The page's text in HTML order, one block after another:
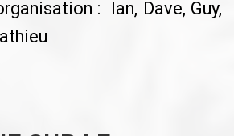
: Ian, Dave, Guy,